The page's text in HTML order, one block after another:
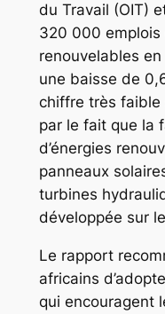
du Travail (OIT)
320 000 emplois
renouvelables
une baisse de
chiffre très faible
par le fait que la
d’énergies
panneaux
turbines
développée sur
Le rapport
africains
qui encouragent